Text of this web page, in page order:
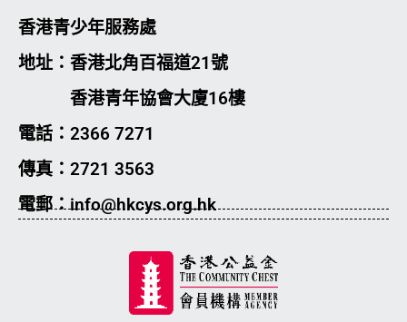
香港青少年服務處
地址：香港北角百福道21號
香港青年協會大廈16樓
電話：2366 7271
傳真：2721 3563
電郵：info@hkcys.org.hk